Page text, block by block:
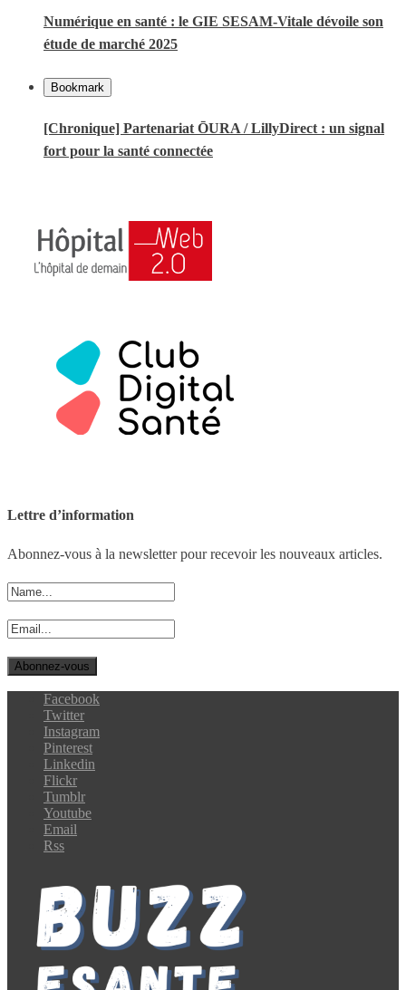
Numérique en santé : le GIE SESAM-Vitale dévoile son
étude de marché 2025
Bookmark
[Chronique] Partenariat ŌURA / LillyDirect : un signal
fort pour la santé connectée
Lettre d’information
Abonnez-vous à la newsletter pour recevoir les nouveaux articles.
Facebook
Twitter
Instagram
Pinterest
Linkedin
Flickr
Tumblr
Youtube
Email
Rss